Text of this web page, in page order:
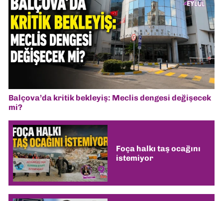
Balçova’da kritik bekleyiş: Meclis dengesi değişecek
mi?
Foça halkı taş ocağını
istemiyor